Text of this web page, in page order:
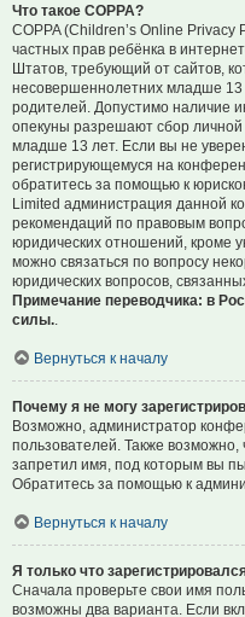
Что такое COPPA?
COPPA (Children’s Online Privacy
частных прав ребёнка в
Штатов, требующий от сайтов,
несовершеннолетних младше 13
родителей. Допустимо наличие
опекуны разрешают сбор
младше 13 лет. Если вы не
регистрирующемуся на
обратитесь за помощью к
Limited администрация данной
рекомендаций по правовым
юридических отношений, кроме
можно связаться по вопросу
юридических вопросов,
Примечание переводчика: в
силы.
Вернуться к началу
Почему я не могу
Возможно, администратор
пользователей. Также
запретил имя, под которым вы
Обратитесь за помощью к
Вернуться к началу
Я только что
Сначала проверьте свои имя
возможны два варианта. Если